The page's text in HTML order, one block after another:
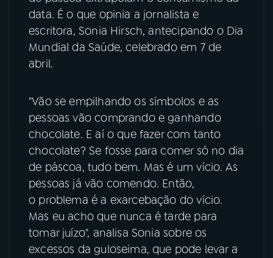
YouTube Facebook
Instagram
data. É o que opinia a jornalista e
escritora, Sonia Hirsch, antecipando o Dia
Mundial da Saúde, celebrado em 7 de
abril.
"Vão se empilhando os símbolos e as
pessoas vão comprando e ganhando
chocolate. E aí o que fazer com tanto
chocolate? Se fosse para comer só no dia
de páscoa, tudo bem. Mas é um vício. As
pessoas já vão comendo. Então,
o problema é a exarcebação do vício.
Mas eu acho que nunca é tarde para
tomar juízo", analisa Sonia sobre os
excessos da guloseima, que pode levar a